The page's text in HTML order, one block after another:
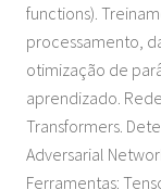
functions).
processamento,
otimização de
aprendizado.
Transformers.
Adversarial
Ferramentas: